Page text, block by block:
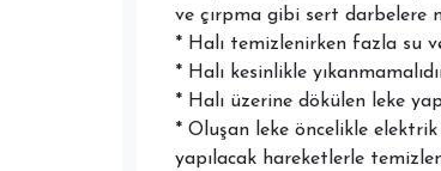
ve çırpma gibi sert darbelere
* Halı temizlenirken fazla su
* Halı kesinlikle
* Halı üzerine dökülen leke
* Oluşan leke öncelikle
yapılacak hareketlerle